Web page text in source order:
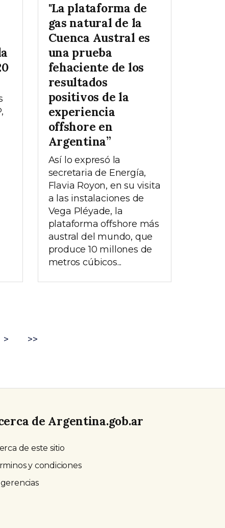
"La plataforma de
gas natural de la
Cuenca Austral es
una prueba
fehaciente de los
resultados
positivos de la
experiencia
offshore en
Argentina”
Así lo expresó la
secretaria de Energía,
Flavia Royon, en su visita
a las instalaciones de
Vega Pléyade, la
plataforma offshore más
austral del mundo, que
produce 10 millones de
metros cúbicos...
> >>
de Argentina.gob.ar
de este sitio
y condiciones